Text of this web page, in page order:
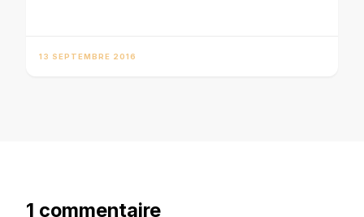
13 SEPTEMBRE 2016
1 commentaire